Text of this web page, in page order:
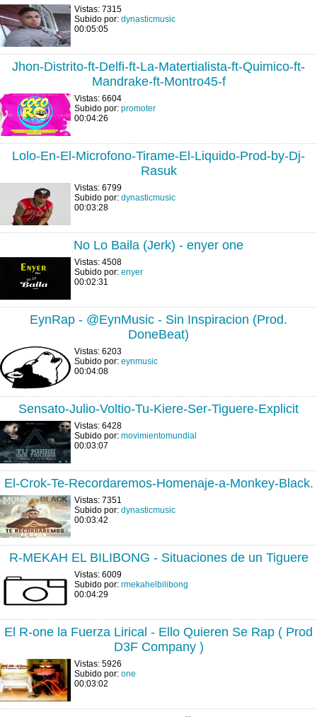
Vistas: 7315
Subido por: dynasticmusic
00:05:05
Jhon-Distrito-ft-Delfi-ft-La-Matertialista-ft-Quimico-ft-
Mandrake-ft-Montro45-f
Vistas: 6604
Subido por: promoter
00:04:26
Lolo-En-El-Microfono-Tirame-El-Liquido-Prod-by-Dj-
Rasuk
Vistas: 6799
Subido por: dynasticmusic
00:03:28
No Lo Baila (Jerk) - enyer one
Vistas: 4508
Subido por: enyer
00:02:31
EynRap - @EynMusic - Sin Inspiracion (Prod.
DoneBeat)
Vistas: 6203
Subido por: eynmusic
00:04:08
Sensato-Julio-Voltio-Tu-Kiere-Ser-Tiguere-Explicit
Vistas: 6428
Subido por: movimientomundial
00:03:07
El-Crok-Te-Recordaremos-Homenaje-a-Monkey-Black.
Vistas: 7351
Subido por: dynasticmusic
00:03:42
R-MEKAH EL BILIBONG - Situaciones de un Tiguere
Vistas: 6009
Subido por: rmekahelbilibong
00:04:29
El R-one la Fuerza Lirical - Ello Quieren Se Rap ( Prod
D3F Company )
Vistas: 5926
Subido por: one
00:03:02